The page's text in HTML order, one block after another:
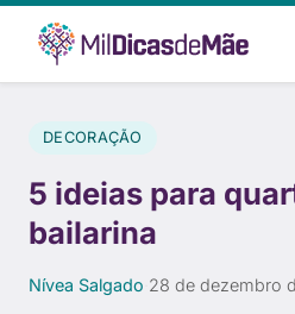
DECORAÇÃO
5 ideias para
bailarina
Nívea Salgado 28 de dezembro